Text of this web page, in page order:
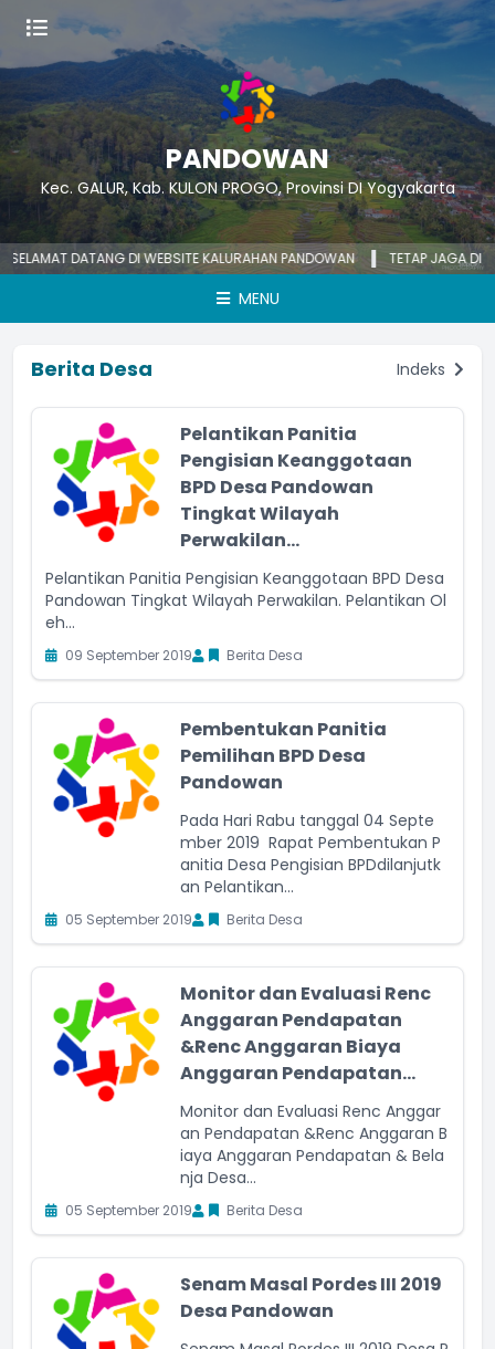
PANDOWAN
Kec. GALUR, Kab. KULON PROGO, Provinsi DI Yogyakarta
DATANG DI WEBSITE KALURAHAN PANDOWAN TETAP JAGA DIRI,
MENU
Berita Desa Indeks
Pelantikan Panitia
Pengisian Keanggotaan
BPD Desa Pandowan
Tingkat Wilayah
Perwakilan...
Pelantikan Panitia Pengisian Keanggotaan BPD Desa
Pandowan Tingkat Wilayah Perwakilan. Pelantikan Ol
eh...
09 September 2019 Berita Desa
Pembentukan Panitia
Pemilihan BPD Desa
Pandowan
Pada Hari Rabu tanggal 04 Septe
mber 2019 Rapat Pembentukan P
anitia Desa Pengisian BPDdilanjutk
an Pelantikan...
05 September 2019 Berita Desa
Monitor dan Evaluasi Renc
Anggaran Pendapatan
&Renc Anggaran Biaya
Anggaran Pendapatan...
Monitor dan Evaluasi Renc Anggar
an Pendapatan &Renc Anggaran B
iaya Anggaran Pendapatan & Bela
nja Desa...
05 September 2019 Berita Desa
Senam Masal Pordes III 2019
Desa Pandowan